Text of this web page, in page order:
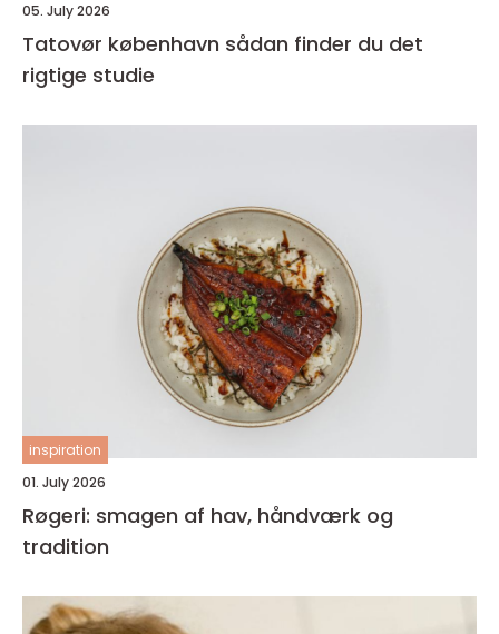
05. July 2026
Tatovør københavn sådan finder du det
rigtige studie
inspiration
01. July 2026
Røgeri: smagen af hav, håndværk og
tradition